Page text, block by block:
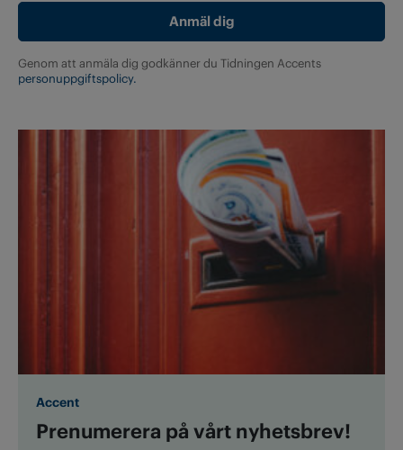
Genom att anmäla dig godkänner du Tidningen Accents
personuppgiftspolicy.
Accent
Prenumerera på vårt nyhetsbrev!